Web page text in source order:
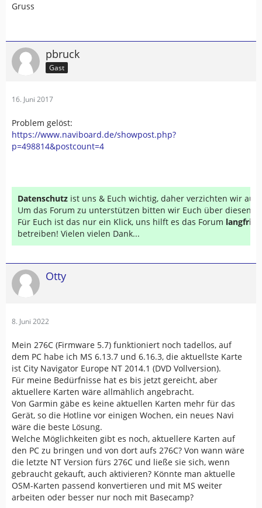
Gruss
pbruck
Gast
16. Juni 2017
Problem gelöst:
https://www.naviboard.de/showpost.php?
p=498814&postcount=4
Datenschutz ist uns & Euch wichtig, daher verzichten wir auf
Um das Forum zu unterstützen bitten wir Euch über diesen
Für Euch ist das nur ein Klick, uns hilft es das Forum
betreiben! Vielen vielen Dank...
Otty
8. Juni 2022
Mein 276C (Firmware 5.7) funktioniert noch tadellos, auf
dem PC habe ich MS 6.13.7 und 6.16.3, die aktuellste Karte
ist City Navigator Europe NT 2014.1 (DVD Vollversion).
Für meine Bedürfnisse hat es bis jetzt gereicht, aber
aktuellere Karten wäre allmählich angebracht.
Von Garmin gäbe es keine aktuellen Karten mehr für das
Gerät, so die Hotline vor einigen Wochen, ein neues Navi
wäre die beste Lösung.
Welche Möglichkeiten gibt es noch, aktuellere Karten auf
den PC zu bringen und von dort aufs 276C? Von wann wäre
die letzte NT Version fürs 276C und ließe sie sich, wenn
gebraucht gekauft, auch aktivieren? Könnte man aktuelle
OSM-Karten passend konvertieren und mit MS weiter
arbeiten oder besser nur noch mit Basecamp?